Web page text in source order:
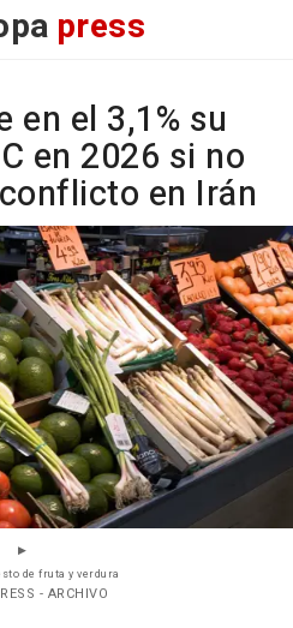
press
en el 3,1% su
en 2026 si no
en Irán
de fruta y verdura
- ARCHIVO